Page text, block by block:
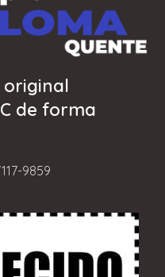
original
de forma
9859